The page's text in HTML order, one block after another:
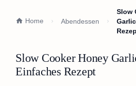
Home Abendessen
Slow
Slow Cooker Honey
Einfaches Rezept